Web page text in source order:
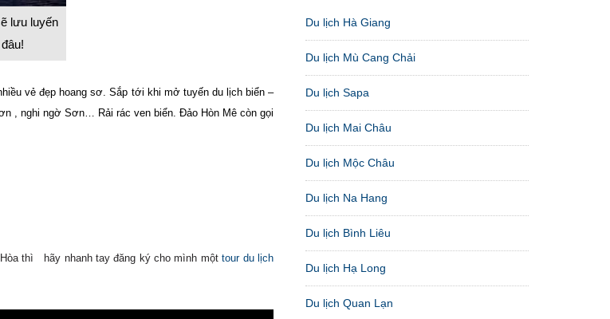
lưu luyến
vẻ đẹp hoang sơ. Sắp tới khi mở tuyến du lịch biển –
, nghi ngờ Sơn… Rải rác ven biển. Đảo Hòn Mê còn gọi
thì hãy nhanh tay đăng ký cho mình mộttour du lịch
Du lịch Hà Giang
Du lịch Mù Cang Chải
Du lịch Sapa
Du lịch Mai Châu
Du lịch Mộc Châu
Du lịch Na Hang
Du lịch Bình Liêu
Du lịch Hạ Long
Du lịch Quan Lạn